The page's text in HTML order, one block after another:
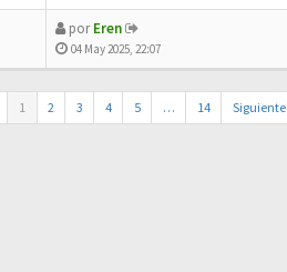
porEren
04 May 2025, 22:07
1 2 3 4 5 … 14 Siguiente